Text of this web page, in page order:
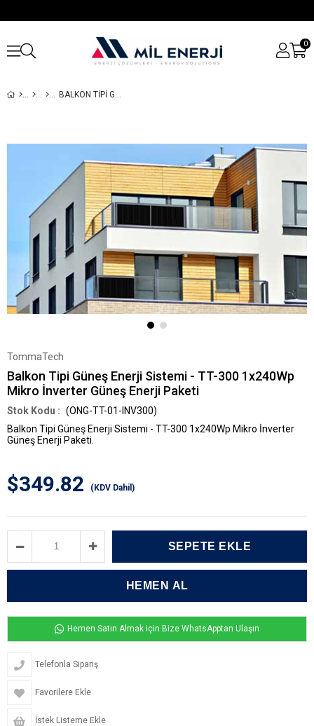
0
BALKON TIPI GÜNEŞ ENERJI SISTEMI - TT-300 1X240WP MIKRO İNVERTER GÜNEŞ ENERJI PAKETI
TommaTech
Balkon Tipi Güneş Enerji Sistemi - TT-300 1x240Wp
Mikro İnverter Güneş Enerji Paketi
(ONG-TT-01-INV300)
Balkon Tipi Güneş Enerji Sistemi - TT-300 1x240Wp Mikro İnverter
Güneş Enerji Paketi.
$349.82 (KDV Dahil)
Hemen Satın Almak için Bize WhatsApptan Ulaşın
Telefonla Sipariş
Favorilere Ekle
İstek Listeme Ekle